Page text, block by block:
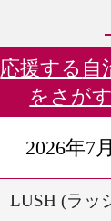
応援する 自
をさがす
2026年7
LUSH (ラッ